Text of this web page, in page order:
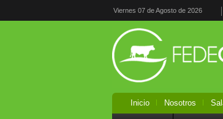
Viernes 07 de Agosto de 2026
Inicio Nosotros